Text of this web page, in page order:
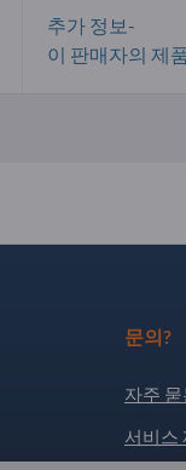
추가 정보-
이 판매자의 제
문의?
자주
서비스